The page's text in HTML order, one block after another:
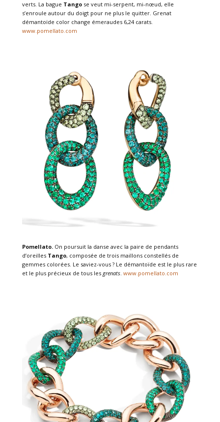
verts. La bague Tangose veut mi-serpent, mi-nœud, elle
s’enroule autour du doigt pour ne plus le quitter. Grenat
démantoïde color change émeraudes 6,24 carats.
www.pomellato.com
Pomellato. On poursuit la danse avec la paire de pendants
d’oreilles Tango, composée de trois maillons constellés de
gemmes colorées. Le saviez-vous ? Le démantoïde est le plus rare
et le plus précieux de tous les grenats. www.pomellato.com